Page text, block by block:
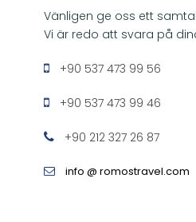
Vänligen ge oss ett samtal
Vi är redo att svara på
+90 537 473 99 56
+90 537 473 99 46
+90 212 327 26 87
info @ romostravel.com